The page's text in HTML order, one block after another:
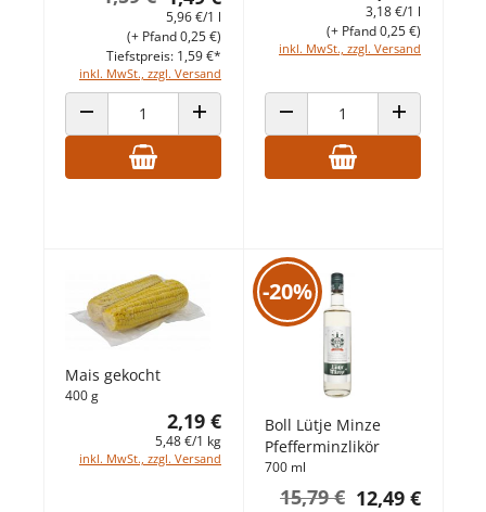
5,96 €/1 l
inkl. MwSt., zzgl. Versand
(+ Pfand 0,25 €)
Tiefstpreis: 1,59 €*
ANZAHL VERRINGERNANZAHL ERHÖHEN
3,18 €/1 l
inkl. MwSt., zzgl. Versand
(+ Pfand 0,25 €)
ANZAHL VERRINGERNANZAHL
Mais gekocht
400 g
2,19 €
5,48 €/1 kg
inkl. MwSt., zzgl. Versand
-20%
Boll Lütje Minze
Pfefferminzlikör
700 ml
12,49 €
15,79 €